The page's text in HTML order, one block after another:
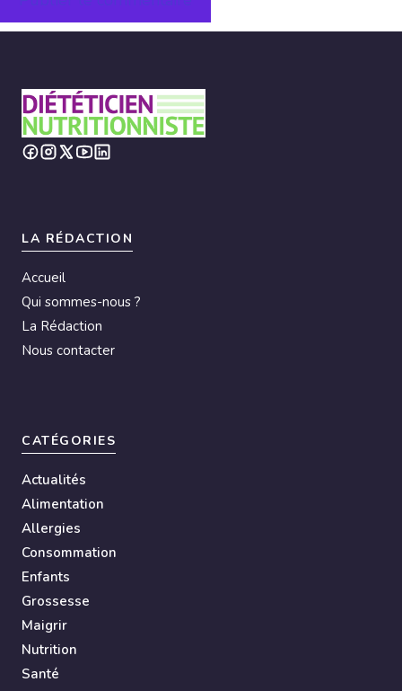
LA RÉDACTION
Accueil
Qui sommes-nous ?
La Rédaction
Nous contacter
CATÉGORIES
Actualités
Alimentation
Allergies
Consommation
Enfants
Grossesse
Maigrir
Nutrition
Santé